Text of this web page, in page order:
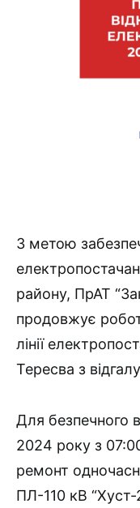
З метою
району, ПрАТ
продовжує
лінії
Тересва з
Для безпечного
2024 року з
ремонт
ПЛ-110 кВ